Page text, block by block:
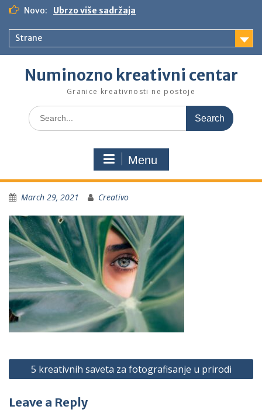
t
Novo: Ubrzo više sadržaja
Strane
Numinozno kreativni centar
Granice kreativnosti ne postoje
S
e
f
o
:
Menu
March 29, 2021 Creativo
P
o
s
5 kreativnih saveta za fotografisanje u prirodi
Leave a Reply